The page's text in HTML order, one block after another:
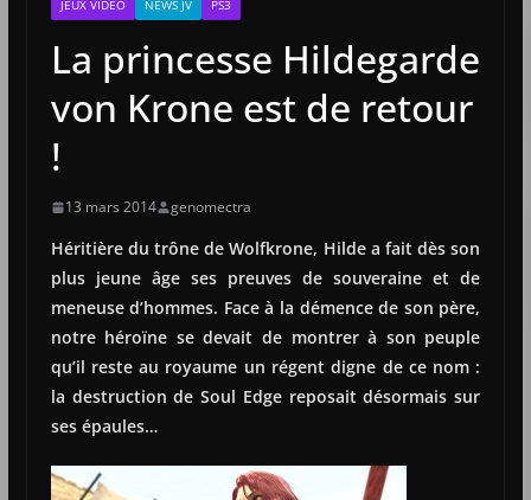
JEUX VIDÉO NEWS JV PS3
La princesse Hildegarde
von Krone est de retour
!
13 mars 2014 genomectra
Héritière du trône de Wolfkrone, Hilde a fait dès son
plus jeune âge ses preuves de souveraine et de
meneuse d’hommes. Face à la démence de son père,
notre héroïne se devait de montrer à son peuple
qu’il reste au royaume un régent digne de ce nom :
la destruction de Soul Edge reposait désormais sur
ses épaules…